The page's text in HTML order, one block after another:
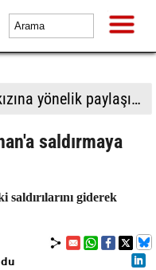
Aziz Yıldırım'ın kızına yönelik paylaşımlar yapan kişiye ev hapsi
saldırmaya
giderek